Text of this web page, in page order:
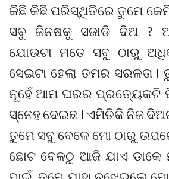
କିଛି କିଛି ପରିସ୍ଥିତିରେ ତୁମେ
ସବୁ ଜିନଷକୁ ସଜାଡି ଦିଅ ?
ଯୋଉଟା ମତେ ସବୁ ଠାରୁ
ସେଇଟା ହେଲା ତମର ସରଳତା
ନୂହେଁ ଆମ ଘରର ପ୍ରତ୍ୟେକଟି
ସ୍ନେହ ଦେଇଛ I ଏମିତିକି ନିଜ
ତୁମେ ସବୁ ବେଳେ ମୋ ଠାରୁ
ଛୋଟ ବେଳଠୁ ଆଜି ଯାଏ ଡାକେ